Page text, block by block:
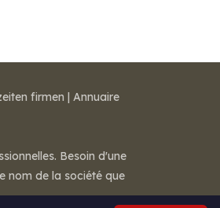
firmen | Annuaire
Besoin d'une
nom de la société que